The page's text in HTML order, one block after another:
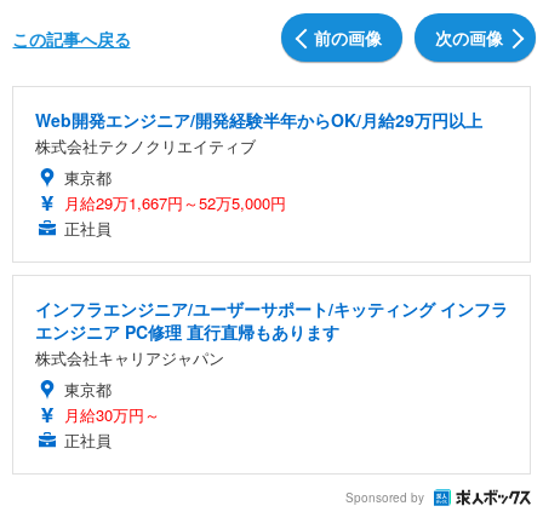
前の画像 次の画像
この記事へ戻る
Web開発エンジニア/開発経験半年からOK/月給29万円以上
株式会社テクノクリエイティブ
東京都
月給29万1,667円～52万5,000円
正社員
インフラエンジニア/ユーザーサポート/キッティング インフラ
エンジニア PC修理 直行直帰もあります
株式会社キャリアジャパン
東京都
月給30万円～
正社員
Sponsored by